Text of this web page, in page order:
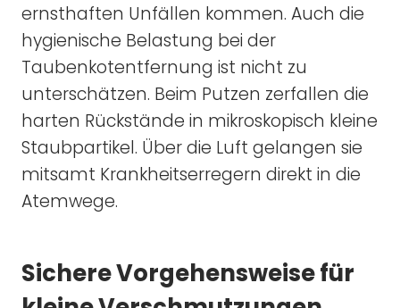
ernsthaften Unfällen kommen. Auch die
hygienische Belastung bei der
Taubenkotentfernung ist nicht zu
unterschätzen. Beim Putzen zerfallen die
harten Rückstände in mikroskopisch kleine
Staubpartikel. Über die Luft gelangen sie
mitsamt Krankheitserregern direkt in die
Atemwege.
Sichere Vorgehensweise für